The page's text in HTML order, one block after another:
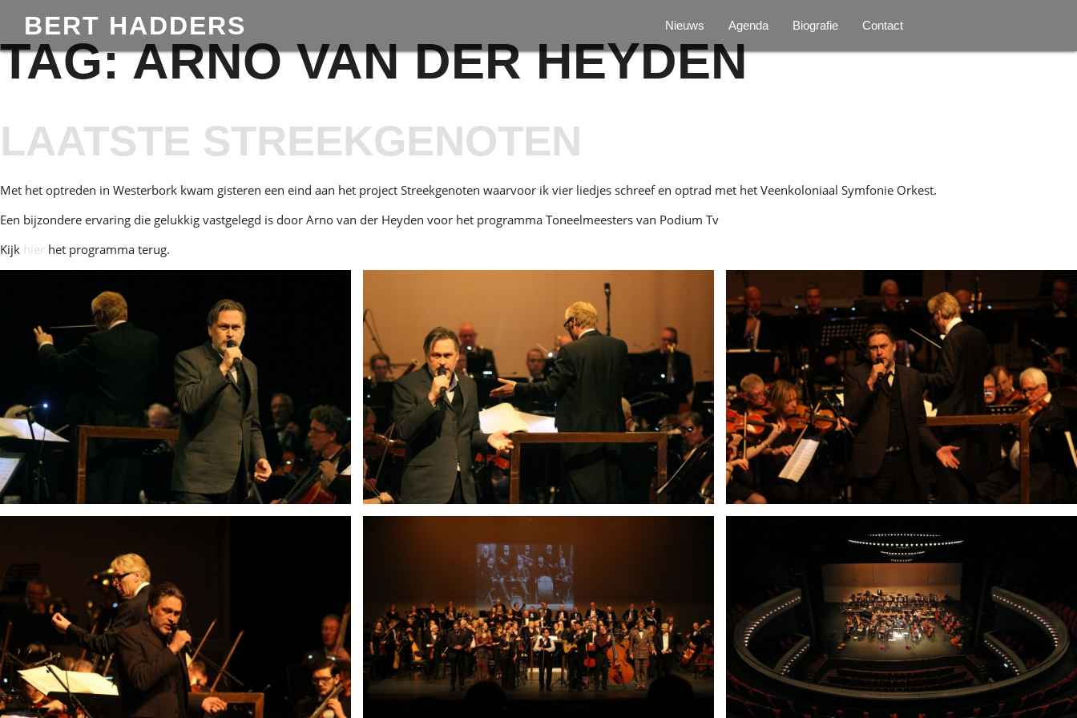
BERT HADDERS Nieuws Agenda Biografie Contact
TAG:ARNO VAN DER HEYDEN
LAATSTE STREEKGENOTEN
Met het optreden in Westerbork kwam gisteren een eind aan het project Streekgenoten waarvoor ik vier liedjes schreef en optrad met het Veenkoloniaal Symfonie Orkest.
Een bijzondere ervaring die gelukkig vastgelegd is door Arno van der Heyden voor het programma Toneelmeesters van Podium Tv
Kijk hier het programma terug.